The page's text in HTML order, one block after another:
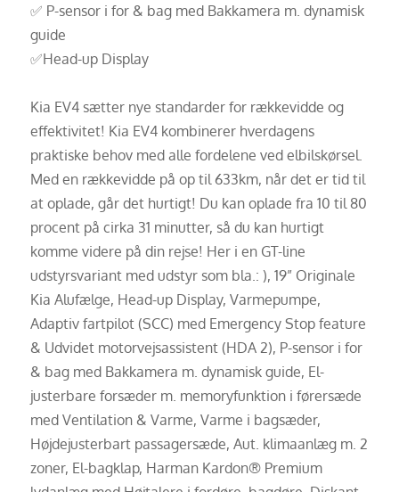
✅ P-sensor i for & bag med Bakkamera m. dynamisk
guide
✅Head-up Display
Kia EV4 sætter nye standarder for rækkevidde og
effektivitet! Kia EV4 kombinerer hverdagens
praktiske behov med alle fordelene ved elbilskørsel.
Med en rækkevidde på op til 633km, når det er tid til
at oplade, går det hurtigt! Du kan oplade fra 10 til 80
procent på cirka 31 minutter, så du kan hurtigt
komme videre på din rejse! Her i en GT-line
udstyrsvariant med udstyr som bla.: ), 19” Originale
Kia Alufælge, Head-up Display, Varmepumpe,
Adaptiv fartpilot (SCC) med Emergency Stop feature
& Udvidet motorvejsassistent (HDA 2), P-sensor i for
& bag med Bakkamera m. dynamisk guide, El-
justerbare forsæder m. memoryfunktion i førersæde
med Ventilation & Varme, Varme i bagsæder,
Højdejusterbart passagersæde, Aut. klimaanlæg m. 2
zoner, El-bagklap, Harman Kardon® Premium